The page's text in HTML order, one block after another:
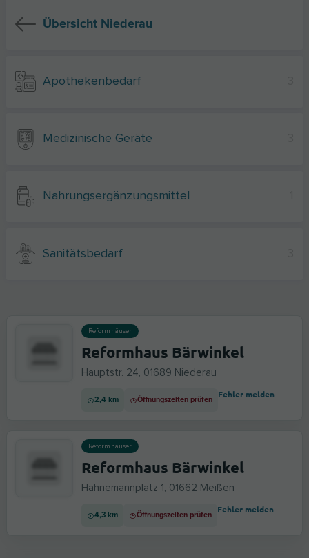
Übersicht Niederau
Apothekenbedarf
Medizinische Geräte
Nahrungsergänzungsmittel
Sanitätsbedarf
Reformhäuser
Reformhaus Bärwinkel
Hauptstr. 24, 01689 Niederau
2,4 km Öffnungszeiten prüfen
Fehler melden
Reformhäuser
Reformhaus Bärwinkel
Hahnemannplatz 1, 01662 Meißen
4,3 km Öffnungszeiten prüfen
Fehler melden